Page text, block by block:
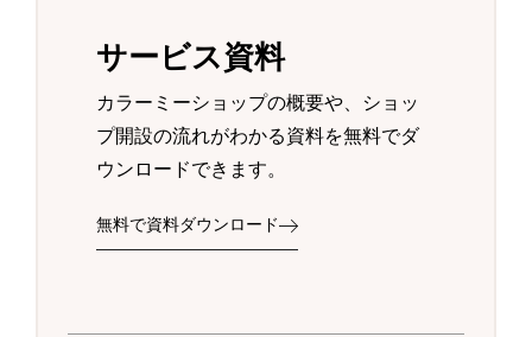
サービス資料
カラーミーショップの概要や、ショッ
プ開設の流れがわかる資料を無料でダ
ウンロードできます。
無料で資料ダウンロード